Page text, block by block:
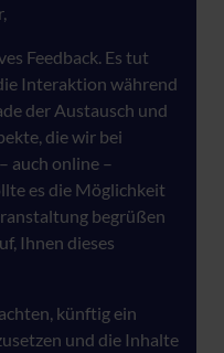
Feedback. Es tut
Interaktion während
der Austausch und
die wir bei
auch online –
es die Möglichkeit
begrüßen
Ihnen dieses
künftig ein
und die Inhalte